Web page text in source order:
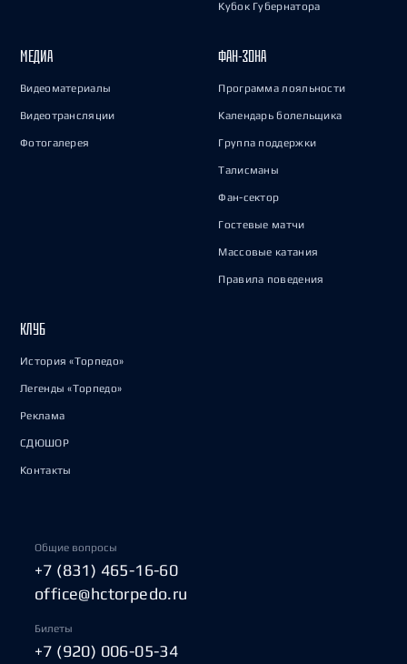
Кубок Губернатора
МЕДИА
Видеоматериалы
Видеотрансляции
Фотогалерея
ФАН-ЗОНА
Программа лояльности
Календарь болельщика
Группа поддержки
Талисманы
Фан-сектор
Гостевые матчи
Массовые катания
Правила поведения
КЛУБ
История «Торпедо»
Легенды «Торпедо»
Реклама
СДЮШОР
Контакты
Общие вопросы
+7 (831) 465-16-60
office@hctorpedo.ru
Билеты
+7 (920) 006-05-34